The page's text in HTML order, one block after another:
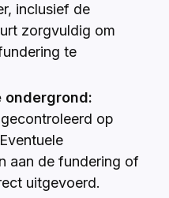
inclusief de
zorgvuldig om
te
ondergrond:
op
aan de fundering of
uitgevoerd.